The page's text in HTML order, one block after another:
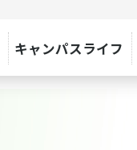
キャンパスライフ